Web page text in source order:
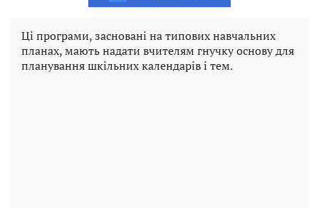
Ці програми, засновані на типових навчальних
планах, мають надати вчителям гнучку основу для
планування шкільних календарів і тем.